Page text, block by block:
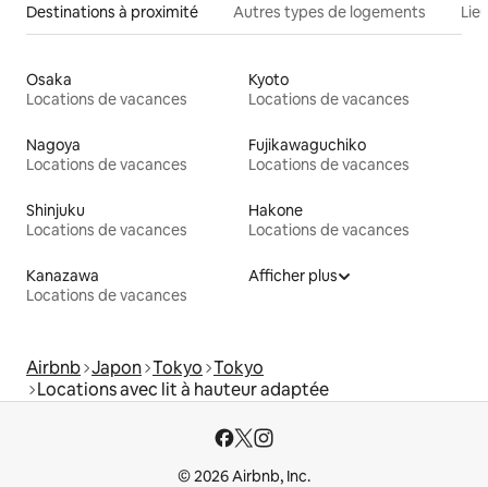
Destinations à proximité Autres types de logements
Osaka
Locations de vacances
Kyoto
Locations de vacances
Nagoya
Locations de vacances
Fujikawaguchiko
Locations de vacances
Shinjuku
Locations de vacances
Hakone
Locations de vacances
Kanazawa
Locations de vacances
Afficher plus
Airbnb Japon Tokyo Tokyo
Locations avec lit à hauteur adaptée
© 2026 Airbnb, Inc.